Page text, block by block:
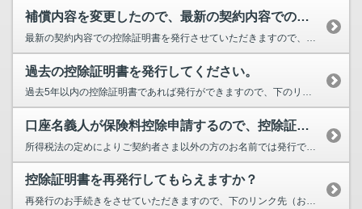
補償内容を変更したので、最新の契約内容での控除証明書を発行してください。
最新の契約内容での控除証明書を発行させていただきますので、下のリンク先（お問い合わせ先一覧）に記載の「保険料控除に...
過去の控除証明書を発行してください。
過去5年以内の控除証明書であれば発行ができますので、下のリンク先（お問い合わせ先一覧）に記載の「保険料控除に関する...
口座名義人が保険料控除申請するので、控除証明書を口座名義人の名前で再発行してもらえますか？
控除証明書を再発行してもらえますか？
再発行のお手続きをさせていただきますので、下のリンク先（お問い合わせ先一覧）に記載の「保険料控除に関するお問い合わ...